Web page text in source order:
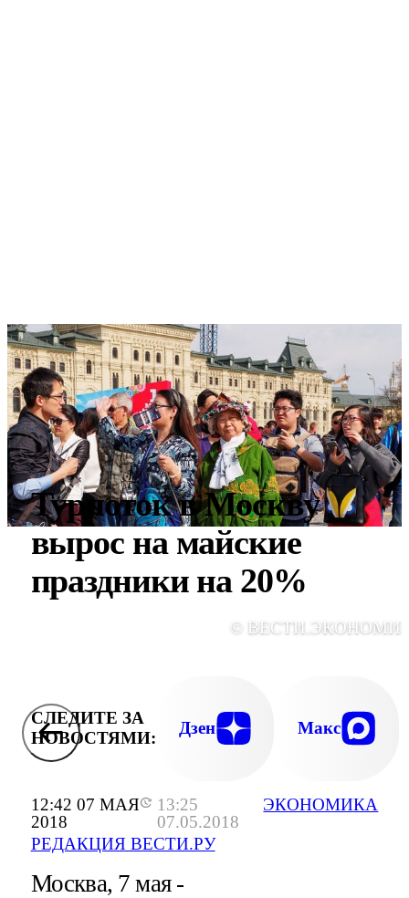
12:42 07 МАЯ
2018
13:25
07.05.2018
РЕДАКЦИЯ ВЕСТИ.РУ
ЭКОНОМИКА
Турпоток в Москву
вырос на майские
праздники на 20%
©
СЛЕДИТЕ ЗА
НОВОСТЯМИ:
Дзен Макс
Москва, 7 мая -